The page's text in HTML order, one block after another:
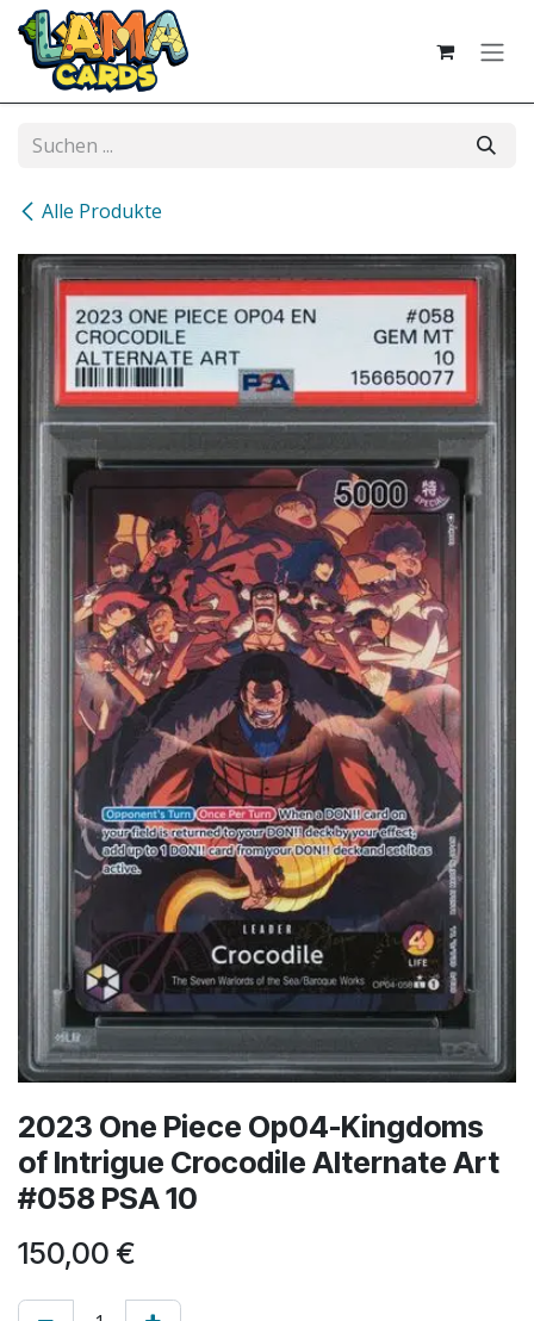
Zum Inhalt springen
Alle Produkte
2023 One Piece Op04-Kingdoms
of Intrigue Crocodile Alternate Art
#058 PSA 10
150,00 €